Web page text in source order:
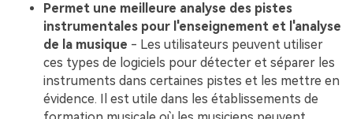
Permet une meilleure analyse des pistes
instrumentales pour l'enseignement et l'analyse
de la musique - Les utilisateurs peuvent utiliser
ces types de logiciels pour détecter et séparer les
instruments dans certaines pistes et les mettre en
évidence. Il est utile dans les établissements de